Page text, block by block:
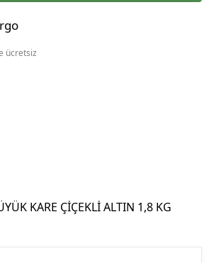
ücretsiz
KARE ÇİÇEKLİ ALTIN 1,8 KG